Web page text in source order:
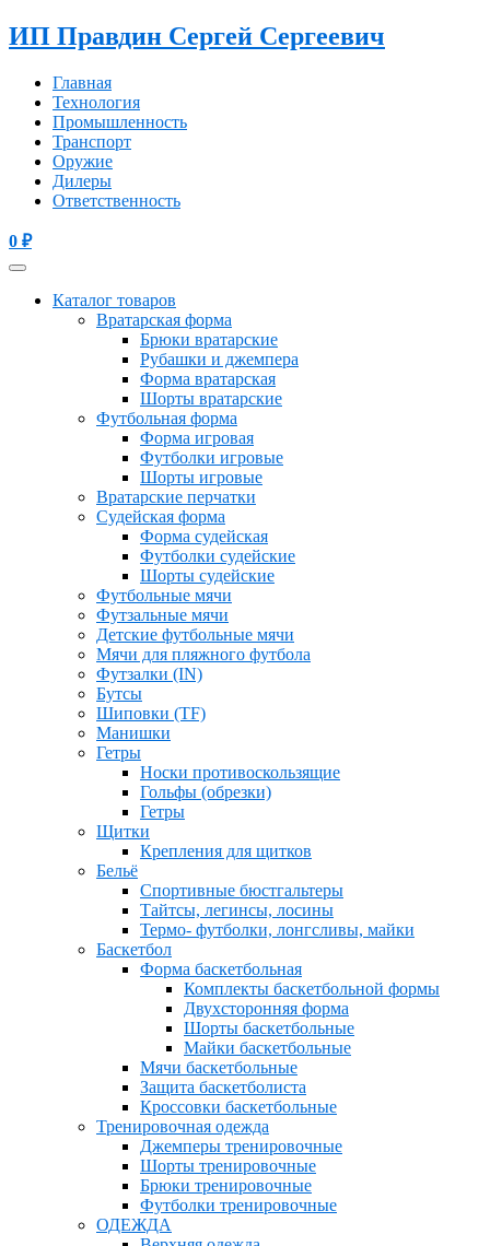
ИП Правдин Сергей Сергеевич
Главная
Технология
Промышленность
Транспорт
Оружие
Дилеры
Ответственность
0 ₽
Каталог товаров
Вратарская форма
Брюки вратарские
Рубашки и джемпера
Форма вратарская
Шорты вратарские
Футбольная форма
Форма игровая
Футболки игровые
Шорты игровые
Вратарские перчатки
Судейская форма
Форма судейская
Футболки судейские
Шорты судейские
Футбольные мячи
Футзальные мячи
Детские футбольные мячи
Мячи для пляжного футбола
Футзалки (IN)
Бутсы
Шиповки (TF)
Манишки
Гетры
Носки противоскользящие
Гольфы (обрезки)
Гетры
Щитки
Крепления для щитков
Бельё
Спортивные бюстгальтеры
Тайтсы, легинсы, лосины
Термо- футболки, лонгсливы, майки
Баскетбол
Форма баскетбольная
Комплекты баскетбольной формы
Двухсторонняя форма
Шорты баскетбольные
Майки баскетбольные
Мячи баскетбольные
Защита баскетболиста
Кроссовки баскетбольные
Тренировочная одежда
Джемперы тренировочные
Шорты тренировочные
Брюки тренировочные
Футболки тренировочные
ОДЕЖДА